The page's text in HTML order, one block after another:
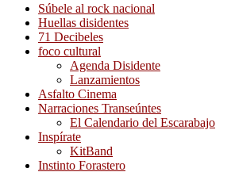
Súbele al rock nacional
Huellas disidentes
71 Decibeles
foco cultural
Agenda Disidente
Lanzamientos
Asfalto Cinema
Narraciones Transeúntes
El Calendario del Escarabajo
Inspírate
KitBand
Instinto Forastero